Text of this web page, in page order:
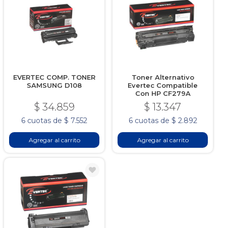
EVERTEC COMP. TONER
SAMSUNG D108
$ 34.859
6 cuotas de $ 7.552
Agregar al carrito
Toner Alternativo
Evertec Compatible
Con HP CF279A
$ 13.347
6 cuotas de $ 2.892
Agregar al carrito